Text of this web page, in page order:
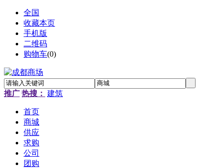
全国
收藏本页
手机版
二维码
购物车(0)
推广 热搜： 建筑
首页
商城
供应
求购
公司
团购